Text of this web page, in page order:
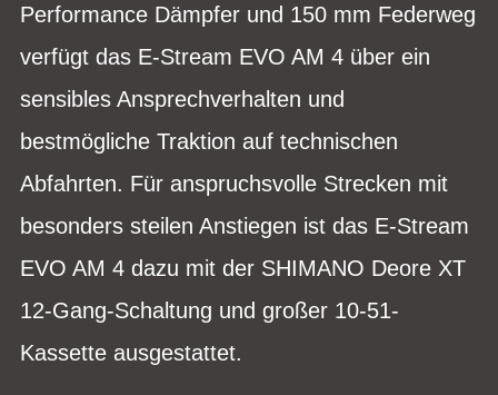
Performance Dämpfer und 150 mm Federweg
verfügt das E-Stream EVO AM 4 über ein
sensibles Ansprechverhalten und
bestmögliche Traktion auf technischen
Abfahrten. Für anspruchsvolle Strecken mit
besonders steilen Anstiegen ist das E-Stream
EVO AM 4 dazu mit der SHIMANO Deore XT
12-Gang-Schaltung und großer 10-51-
Kassette ausgestattet.